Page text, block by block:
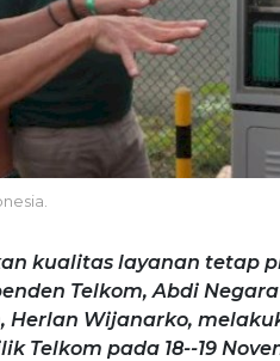
kualitas layanan tetap
Telkom, Abdi
Herlan Wijanarko,
Telkom pada 18--19